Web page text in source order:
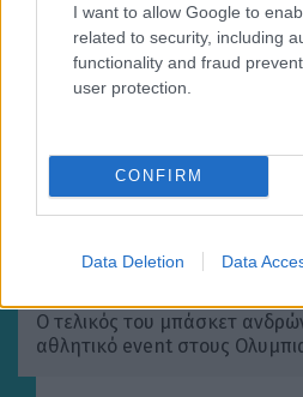
I want to allow Google to
related to security, including
functionality and fraud
user protection.
CONFIRM
Data Deletion Data
Ο τελικός του μπάσκετ
αθλητικό event στους